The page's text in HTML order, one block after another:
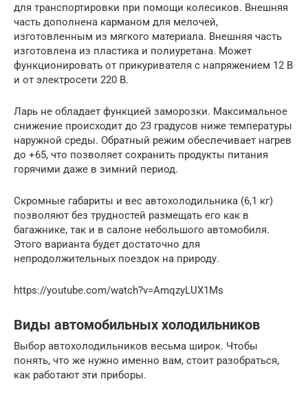
для транспортировки при помощи колесиков. Внешняя
часть дополнена карманом для мелочей,
изготовленным из мягкого материала. Внешняя часть
изготовлена из пластика и полиуретана. Может
функционировать от прикуривателя с напряжением 12 В
и от электросети 220 В.
Ларь не обладает функцией заморозки. Максимальное
снижение происходит до 23 градусов ниже температуры
наружной среды. Обратный режим обеспечивает нагрев
до +65, что позволяет сохранить продукты питания
горячими даже в зимний период.
Скромные габариты и вес автохолодильника (6,1 кг)
позволяют без трудностей размещать его как в
багажнике, так и в салоне небольшого автомобиля.
Этого варианта будет достаточно для
непродолжительных поездок на природу.
https://youtube.com/watch?v=AmqzyLUX1Ms
Виды автомобильных холодильников
Выбор автохолодильников весьма широк. Чтобы
понять, что же нужно именно вам, стоит разобраться,
как работают эти приборы.